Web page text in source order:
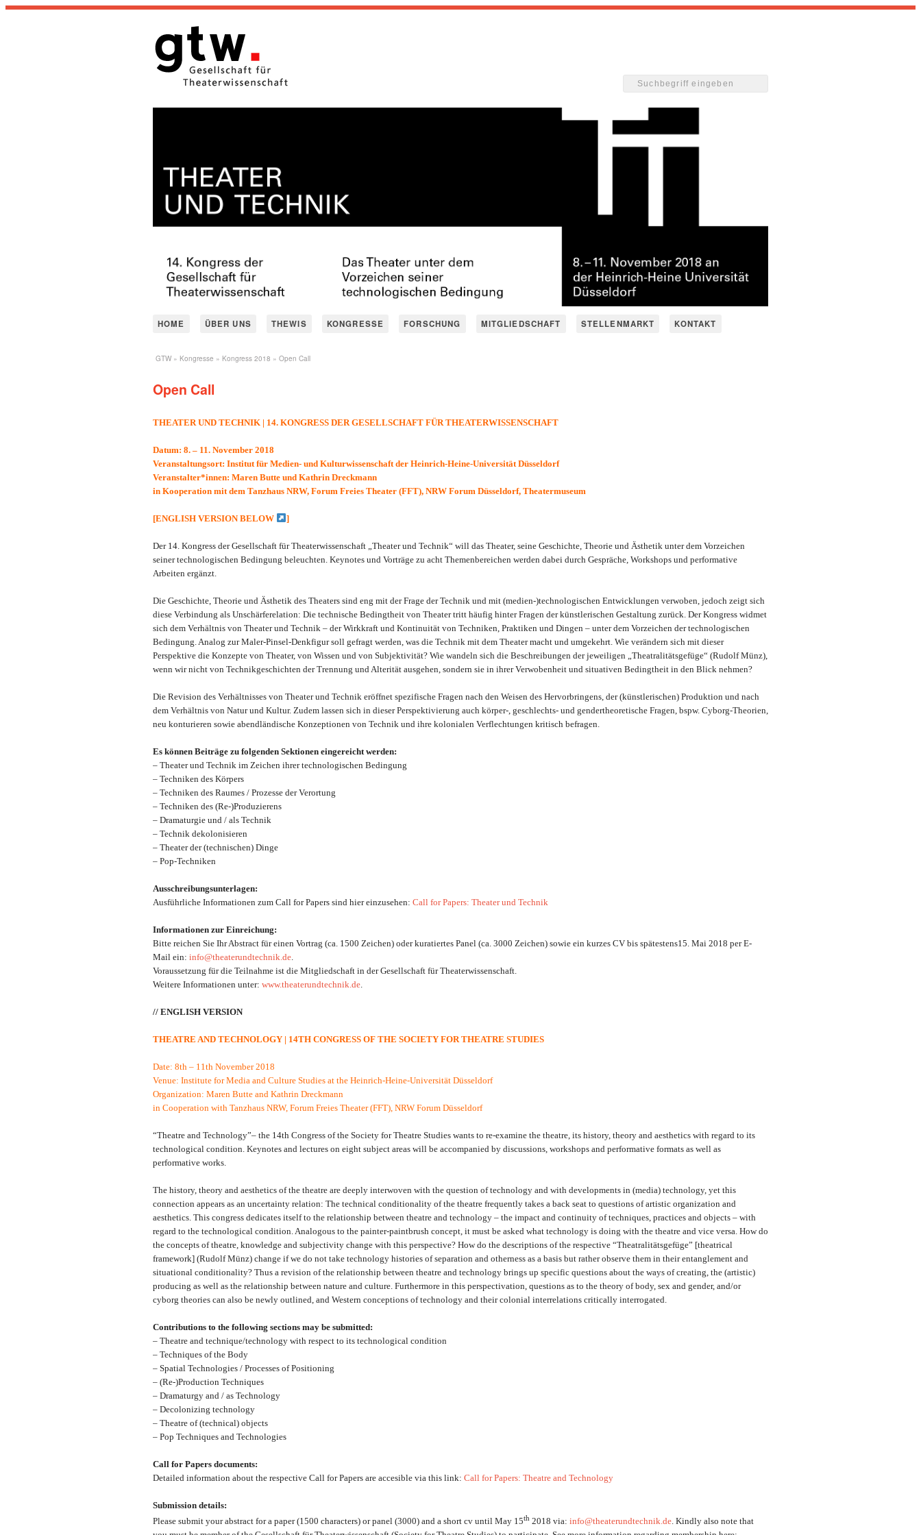
HOME ÜBER UNS THEWIS KONGRESSE FORSCHUNG MITGLIEDSCHAFT STELLENMARKT KONTAKT
GTW » Kongresse » Kongress 2018 » Open Call
Open Call
THEATER UND TECHNIK | 14. KONGRESS DER GESELLSCHAFT FÜR THEATERWISSENSCHAFT
Datum: 8. – 11. November 2018
Veranstaltungsort: Institut für Medien- und Kulturwissenschaft der Heinrich-Heine-Universität Düsseldorf
Veranstalter*innen: Maren Butte und Kathrin Dreckmann
in Kooperation mit dem Tanzhaus NRW, Forum Freies Theater (FFT), NRW Forum Düsseldorf, Theatermuseum
[ENGLISH VERSION BELOW ]
Der 14. Kongress der Gesellschaft für Theaterwissenschaft „Theater und Technik“ will das Theater, seine Geschichte, Theorie und Ästhetik unter dem Vorzeichen
seiner technologischen Bedingung beleuchten. Keynotes und Vorträge zu acht Themenbereichen werden dabei durch Gespräche, Workshops und performative
Arbeiten ergänzt.
Die Geschichte, Theorie und Ästhetik des Theaters sind eng mit der Frage der Technik und mit (medien-)technologischen Entwicklungen verwoben, jedoch zeigt sich
diese Verbindung als Unschärferelation: Die technische Bedingtheit von Theater tritt häufig hinter Fragen der künstlerischen Gestaltung zurück. Der Kongress widmet
sich dem Verhältnis von Theater und Technik – der Wirkkraft und Kontinuität von Techniken, Praktiken und Dingen – unter dem Vorzeichen der technologischen
Bedingung. Analog zur Maler-Pinsel-Denkfigur soll gefragt werden, was die Technik mit dem Theater macht und umgekehrt. Wie verändern sich mit dieser
Perspektive die Konzepte von Theater, von Wissen und von Subjektivität? Wie wandeln sich die Beschreibungen der jeweiligen „Theatralitätsgefüge“ (Rudolf Münz),
wenn wir nicht von Technikgeschichten der Trennung und Alterität ausgehen, sondern sie in ihrer Verwobenheit und situativen Bedingtheit in den Blick nehmen?
Die Revision des Verhältnisses von Theater und Technik eröffnet spezifische Fragen nach den Weisen des Hervorbringens, der (künstlerischen) Produktion und nach
dem Verhältnis von Natur und Kultur. Zudem lassen sich in dieser Perspektivierung auch körper-, geschlechts- und gendertheoretische Fragen, bspw. Cyborg-Theorien,
neu konturieren sowie abendländische Konzeptionen von Technik und ihre kolonialen Verflechtungen kritisch befragen.
Es können Beiträge zu folgenden Sektionen eingereicht werden:
– Theater und Technik im Zeichen ihrer technologischen Bedingung
– Techniken des Körpers
– Techniken des Raumes / Prozesse der Verortung
– Techniken des (Re-)Produzierens
– Dramaturgie und / als Technik
– Technik dekolonisieren
– Theater der (technischen) Dinge
– Pop-Techniken
Ausschreibungsunterlagen:
Ausführliche Informationen zum Call for Papers sind hier einzusehen: Call for Papers: Theater und Technik
Informationen zur Einreichung:
Bitte reichen Sie Ihr Abstract für einen Vortrag (ca. 1500 Zeichen) oder kuratiertes Panel (ca. 3000 Zeichen) sowie ein kurzes CV bis spätestens15. Mai 2018 per E-
Mail ein: info@theaterundtechnik.de
Voraussetzung für die Teilnahme ist die Mitgliedschaft in der Gesellschaft für Theaterwissenschaft.
Weitere Informationen unter: www.theaterundtechnik.de
// ENGLISH VERSION
THEATRE AND TECHNOLOGY | 14TH CONGRESS OF THE SOCIETY FOR THEATRE STUDIES
Date: 8th – 11th November 2018
Venue: Institute for Media and Culture Studies at the Heinrich-Heine-Universität Düsseldorf
Organization: Maren Butte and Kathrin Dreckmann
in Cooperation with Tanzhaus NRW, Forum Freies Theater (FFT), NRW Forum Düsseldorf
“Theatre and Technology”– the 14th Congress of the Society for Theatre Studies wants to re-examine the theatre, its history, theory and aesthetics with regard to its
technological condition. Keynotes and lectures on eight subject areas will be accompanied by discussions, workshops and performative formats as well as
performative works.
The history, theory and aesthetics of the theatre are deeply interwoven with the question of technology and with developments in (media) technology, yet this
connection appears as an uncertainty relation: The technical conditionality of the theatre frequently takes a back seat to questions of artistic organization and
aesthetics. This congress dedicates itself to the relationship between theatre and technology – the impact and continuity of techniques, practices and objects – with
regard to the technological condition. Analogous to the painter-paintbrush concept, it must be asked what technology is doing with the theatre and vice versa. How do
the concepts of theatre, knowledge and subjectivity change with this perspective? How do the descriptions of the respective “Theatralitätsgefüge” [theatrical
framework] (Rudolf Münz) change if we do not take technology histories of separation and otherness as a basis but rather observe them in their entanglement and
situational conditionality? Thus a revision of the relationship between theatre and technology brings up specific questions about the ways of creating, the (artistic)
producing as well as the relationship between nature and culture. Furthermore in this perspectivation, questions as to the theory of body, sex and gender, and/or
cyborg theories can also be newly outlined, and Western conceptions of technology and their colonial interrelations critically interrogated.
Contributions to the following sections may be submitted:
– Theatre and technique/technology with respect to its technological condition
– Techniques of the Body
– Spatial Technologies / Processes of Positioning
– (Re-)Production Techniques
– Dramaturgy and / as Technology
– Decolonizing technology
– Theatre of (technical) objects
– Pop Techniques and Technologies
Call for Papers documents:
Detailed information about the respective Call for Papers are accesible via this link: Call for Papers: Theatre and Technology
Submission details:
Please submit your abstract for a paper (1500 characters) or panel (3000) and a short cv until May 15th 2018 via: info@theaterundtechnik.de. Kindly also note that